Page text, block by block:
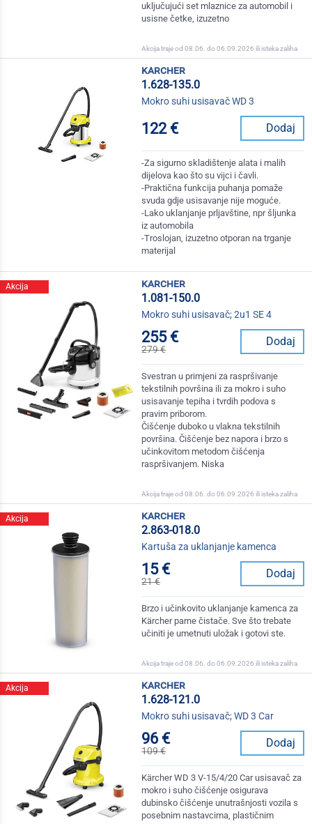
uključujući set mlaznice za automobil i
usisne četke, izuzetno
Akcija traje od 08.06. do 06.09.2026 ili isteka zaliha
karcher
1.628-135.0
Mokro suhi usisavač WD 3
122 € Dodaj
-Za sigurno skladištenje alata i malih
dijelova kao što su vijci i čavli.
-Praktična funkcija puhanja pomaže
svuda gdje usisavanje nije moguće.
-Lako uklanjanje prljavštine, npr šljunka
iz automobila
-Troslojan, izuzetno otporan na trganje
materijal
Akcija
karcher
1.081-150.0
Mokro suhi usisavač; 2u1 SE 4
255 €
279 €
Dodaj
Svestran u primjeni za raspršivanje
tekstilnih površina ili za mokro i suho
usisavanje tepiha i tvrdih podova s
pravim priborom.
Čišćenje duboko u vlakna tekstilnih
površina. Čišćenje bez napora i brzo s
učinkovitom metodom čišćenja
raspršivanjem. Niska
Akcija traje od 08.06. do 06.09.2026 ili isteka zaliha
Akcija
karcher
2.863-018.0
Kartuša za uklanjanje kamenca
15 €
21 €
Dodaj
Brzo i učinkovito uklanjanje kamenca za
Kärcher parne čistače. Sve što trebate
učiniti je umetnuti uložak i gotovi ste.
Akcija traje od 08.06. do 06.09.2026 ili isteka zaliha
Akcija
karcher
1.628-121.0
Mokro suhi usisavač; WD 3 Car
96 €
109 €
Dodaj
Kärcher WD 3 V-15/4/20 Car usisavač za
mokro i suho čišćenje osigurava
dubinsko čišćenje unutrašnjosti vozila s
posebnim nastavcima, plastičnim